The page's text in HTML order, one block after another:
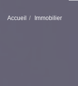
Accueil Immobilier